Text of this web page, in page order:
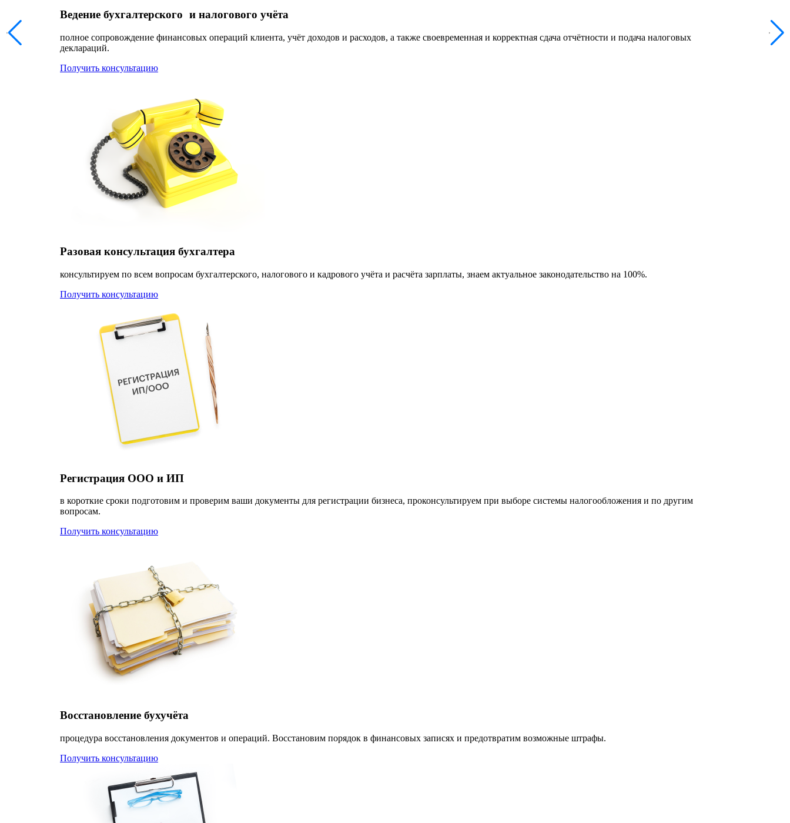
Ведение бухгалтерского и налогового учёта
полное сопровождение финансовых операций клиента, учёт доходов и расходов, а также своевременная и корректная сдача отчётности и подача налоговых
деклараций.
Получить консультацию
Разовая консультация бухгалтера
консультируем по всем вопросам бухгалтерского, налогового и кадрового учёта и расчёта зарплаты, знаем актуальное законодательство на 100%.
Получить консультацию
Регистрация ООО и ИП
в короткие сроки подготовим и проверим ваши документы для регистрации бизнеса, проконсультируем при выборе системы налогообложения и по другим
вопросам.
Получить консультацию
Восстановление бухучёта
процедура восстановления документов и операций. Восстановим порядок в финансовых записях и предотвратим возможные штрафы.
Получить консультацию